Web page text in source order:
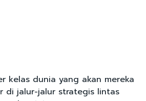
kelas dunia yang akan mereka
di jalur-jalur strategis lintas